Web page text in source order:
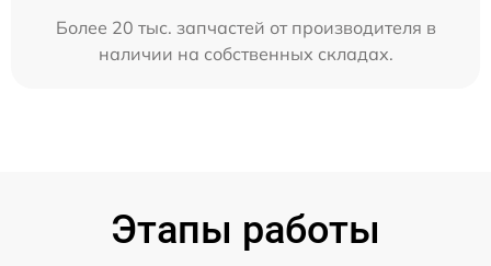
Более 20 тыс. запчастей от производителя в
наличии на собственных складах.
Этапы работы